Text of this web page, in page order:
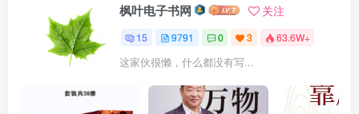
枫叶电子书网 关注
15 9791 0 3 63.6W+
这家伙很懒，什么都没有写...